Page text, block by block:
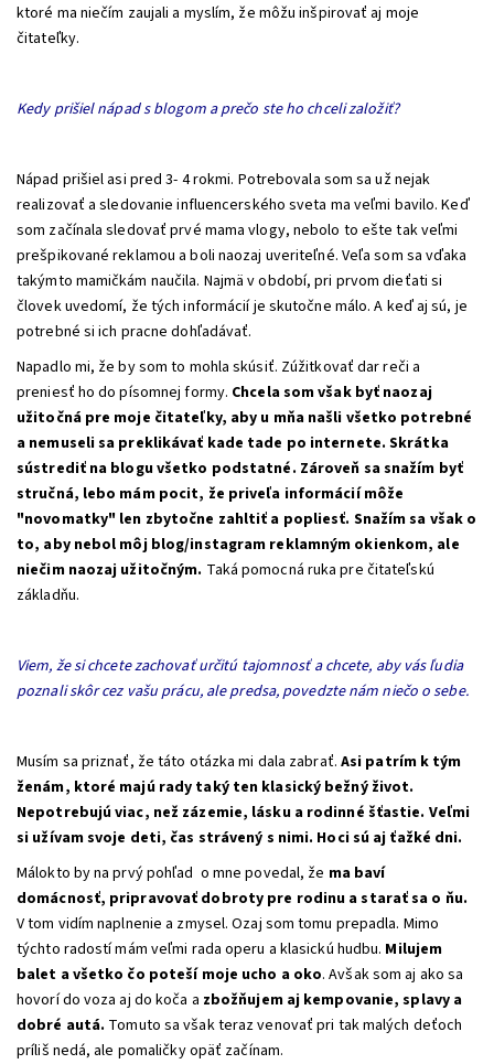
ktoré ma niečím zaujali a myslím, že môžu inšpirovať aj moje
čitateľky.
Kedy prišiel nápad s blogom a prečo ste ho chceli založiť?
Nápad prišiel asi pred 3- 4 rokmi. Potrebovala som sa už nejak
realizovať a sledovanie influencerského sveta ma veľmi bavilo. Keď
som začínala sledovať prvé mama vlogy, nebolo to ešte tak veľmi
prešpikované reklamou a boli naozaj uveriteľné. Veľa som sa vďaka
takýmto mamičkám naučila. Najmä v období, pri prvom dieťati si
človek uvedomí, že tých informácií je skutočne málo. A keď aj sú, je
potrebné si ich pracne dohľadávať.
Napadlo mi, že by som to mohla skúsiť. Zúžitkovať dar reči a
preniesť ho do písomnej formy. Chcela som však byť naozaj
užitočná pre moje čitateľky, aby u mňa našli všetko potrebné
a nemuseli sa preklikávať kade tade po internete. Skrátka
sústrediť na blogu všetko podstatné. Zároveň sa snažím byť
stručná, lebo mám pocit, že priveľa informácií môže
"novomatky" len zbytočne zahltiť a popliesť. Snažím sa však o
to, aby nebol môj blog/instagram reklamným okienkom, ale
niečim naozaj užitočným. Taká pomocná ruka pre čitateľskú
základňu.
Viem, že si chcete zachovať určitú tajomnosť a chcete, aby vás ľudia
poznali skôr cez vašu prácu, ale predsa, povedzte nám niečo o sebe.
Musím sa priznať, že táto otázka mi dala zabrať. Asi patrím k tým
ženám, ktoré majú rady taký ten klasický bežný život.
Nepotrebujú viac, než zázemie, lásku a rodinné šťastie. Veľmi
si užívam svoje deti, čas strávený s nimi. Hoci sú aj ťažké dni.
Málokto by na prvý pohľad o mne povedal, že ma baví
domácnosť, pripravovať dobroty pre rodinu a starať sa o ňu.
V tom vidím naplnenie a zmysel. Ozaj som tomu prepadla. Mimo
týchto radostí mám veľmi rada operu a klasickú hudbu. Milujem
balet a všetko čo poteší moje ucho a oko. Avšak som aj ako sa
hovorí do voza aj do koča a zbožňujem aj kempovanie, splavy a
dobré autá. Tomuto sa však teraz venovať pri tak malých deťoch
príliš nedá, ale pomaličky opäť začínam.